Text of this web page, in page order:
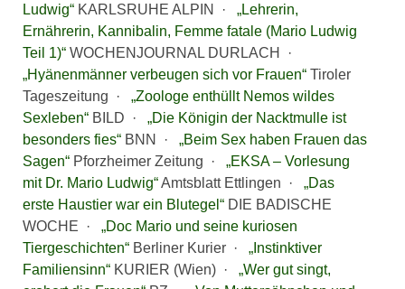
Ludwig“KARLSRUHE ALPIN ·
„Lehrerin,
Ernährerin, Kannibalin, Femme fatale (Mario Ludwig
Teil 1)“WOCHENJOURNAL DURLACH ·
„Hyänenmänner verbeugen sich vor Frauen“Tiroler
Tageszeitung ·
„Zoologe enthüllt Nemos wildes
Sexleben“BILD ·
„Die Königin der Nacktmulle ist
besonders fies“BNN ·
„Beim Sex haben Frauen das
Sagen“Pforzheimer Zeitung ·
„EKSA – Vorlesung
mit Dr. Mario Ludwig“Amtsblatt Ettlingen ·
„Das
erste Haustier war ein Blutegel“DIE BADISCHE
WOCHE ·
„Doc Mario und seine kuriosen
Tiergeschichten“Berliner Kurier ·
„Instinktiver
Familiensinn“KURIER (Wien) ·
„Wer gut singt,